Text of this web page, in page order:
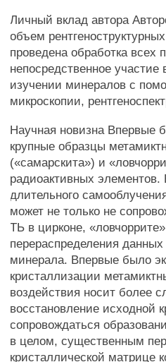
Личный вклад автора
объем
проведена обработка
непосредственное
изучении минералов с
микроскопии,
Научная новизна Впервые
крупные образцы
(«самарскита») и
радиоактивных
длительного
может не только не
ТЬ в цирконе,
перераспределения
минерала. Впервые было
кристаллизации
воздействия носит более
восстановление исходной
сопровождаться
в целом, существенным
кристаллической матрице